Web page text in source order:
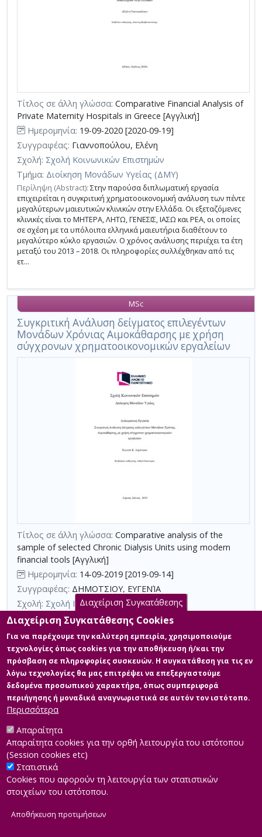
Τίτλος σε άλλη γλώσσα: Comparative Financial Analysis of
Private Maternity Hospitals in Greece [Αγγλική]
Ημερομηνία: 19-09-2020 [2020-09-19]
Συγγραφέας: Γιαννοπούλου, Ελένη
Σχολή: Σχολή Κοινωνικών Επιστημών
Τμήμα: Διοίκηση Μονάδων Υγείας (ΔΜΥ)
Περίληψη (Abstract): Στην παρούσα διπλωματική εργασία
επιχειρείται η συγκριτική χρηματοοικονομική ανάλυση των πέντε
μεγαλύτερων μαιευτικών κλινικών στην Ελλάδα. Οι εξεταζόμενες
κλινικές είναι το ΜΗΤΕΡΑ, ΛΗΤΩ, ΓΕΝΕΣΙΣ, ΙΑΣΩ και ΡΕΑ, οι οποίες
σε σχέση με τα υπόλοιπα ελληνικά μαιευτήρια διαθέτουν το
μεγαλύτερο κύκλο εργασιών. Ο χρόνος ανάλυσης περιέχει τα έτη
μεταξύ του 2013 – 2018. Οι πληροφορίες συλλέχθηκαν από τις
ετ...
Συγκριτική Ανάλυση δείγματος επιλεγέντων
Μονάδων Χρόνιας Αιμοκάθαρσης με χρήση
σύγχρονων χρηματοοικονομικών εργαλείων
MSc
Τίτλος σε άλλη γλώσσα: Comparative analysis of the
sample of selected Chronic Dialysis Units using modern
financial tools [Αγγλική]
Ημερομηνία: 14-09-2019 [2019-09-14]
Συγγραφέας: ΔΗΜΟΤΣΙΟΥ, ΕΥΓΕΝΊΑ
Σχολή: Σχολή Κοινωνικών Επιστημών
Τμήμα: Διοίκηση Μονάδων Υγείας (ΔΜΥ)
Περίληψη (Abstract):
Αντικειμενικό σκοπό της διπλωματικής
εργασίας αποτελεί η συγκριτική ανάλυση δείγματος πέντε (5)
Ιδιωτικών Μονάδων Χρόνιας Αιμοκάθαρσης που
δραστηριοποιούνται στην Ελλάδα, χρησιμοποιώντας σύγχρονα
χρηματοοικονομικά εργαλεία. Η χρονική περίοδος εξέτασης
αφορά στα έτη 2012– 2016 προκειμένου να εντοπιστούν οι
επιπτώσεις που επέφερε στην οικονομική τους κατάσταση η
εφαρμογή αυστηρής δημοσιονομικής πολι...
Developed byINTEROPTICS
Διαχείριση Συγκατάθεσης
Διαχείριση Συγκατάθεσης Cookies
Για να παρέχουμε την καλύτερη εμπειρία, χρησιμοποιούμε
τεχνολογίες όπως cookies για την αποθήκευση ή/και την
πρόσβαση σε πληροφορίες συσκευών. Η συγκατάθεση για τις εν
λόγω τεχνολογίες θα μας επιτρέψει να επεξεργαστούμε
δεδομένα προσωπικού χαρακτήρα, όπως συμπεριφορά
περιήγησης ή μοναδικά αναγνωριστικά σε αυτόν τον ιστότοπο.
Περισσότερα
Απαραίτητα
Απαραίτητα cookies για την ορθή λειτουργία του ιστότοπου
(Session cookies etc)
Στατιστικά
Cookies που αφορούν τη λειτουργία των στατιστικών
στοιχείων του ιστότοπου.
Αποθήκευση προτιμήσεων